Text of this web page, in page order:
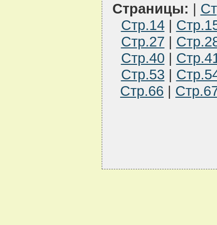
Страницы: |
Стр.14|
Стр.27 |
Стр.40 |
Стр.53 |
Стр.66 |